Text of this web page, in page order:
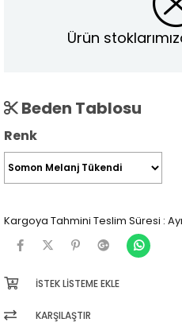
Ürün
Beden Tablosu
Renk
Kargoya Tahmini Teslim Süresi :
İSTEK LISTEME EKLE
KARŞILAŞTIR